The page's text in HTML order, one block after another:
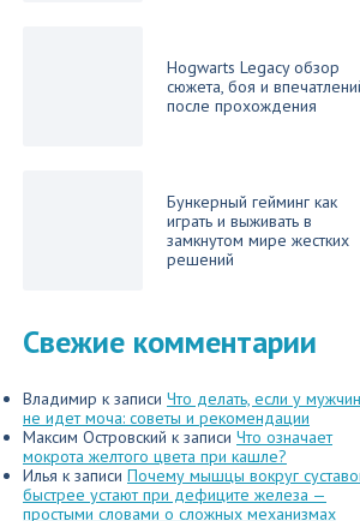
Hogwarts Legacy обзор
сюжета, боя и
после прохождения
Бункерный гейминг как
играть и выживать в
замкнутом мире жестких
решений
Свежие комментарии
Владимир к записи Что делать, если у
не идет моча: советы и рекомендации
Максим Островский к записи Что означает
мокрота желтого цвета при кашле?
Илья к записи Почему мышцы вокруг
быстрее устают при дефиците железа —
простыми словами о сложных механизмах